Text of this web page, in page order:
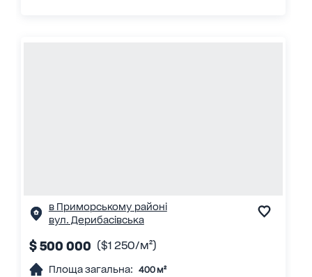
в Приморському районі
вул. Дерибасівська
$ 500 000 ($1 250/м²)
Площа загальна: 400 м²